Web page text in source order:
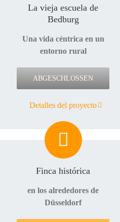
La vieja escuela de
Bedburg
Una vida céntrica en un
entorno rural
ABGESCHLOSSEN
Detalles del proyecto
Finca histórica
en los alrededores de
Düsseldorf